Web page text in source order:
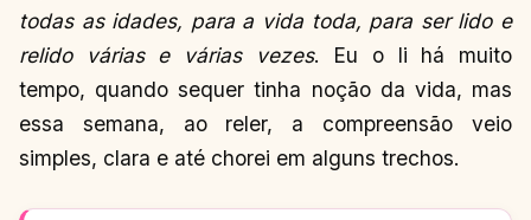
todas as idades, para a vida toda, para ser lido e
relido várias e várias vezes. Eu o li há muito
tempo, quando sequer tinha noção da vida, mas
essa semana, ao reler, a compreensão veio
simples, clara e até chorei em alguns trechos.